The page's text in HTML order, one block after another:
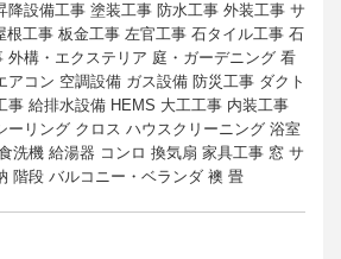
降設備工事 塗装工事 防水工事 外装工事 サ
根工事 板金工事 左官工事 石タイル工事 石
外構・エクステリア 庭・ガーデニング 看
アコン 空調設備 ガス設備 防災工事 ダクト
事 給排水設備 HEMS 大工工事 内装工事
ーリング クロス ハウスクリーニング 浴室
洗機 給湯器 コンロ 換気扇 家具工事 窓 サ
階段 バルコニー・ベランダ 襖 畳